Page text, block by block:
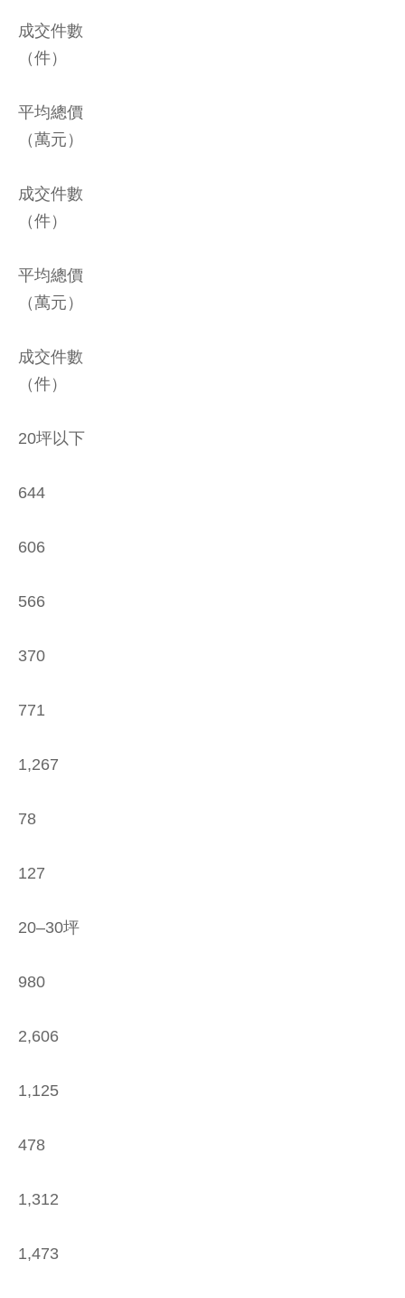
成交件數
（件）
平均總價
（萬元）
成交件數
（件）
平均總價
（萬元）
成交件數
（件）
20坪以下
644
606
566
370
771
1,267
78
127
20–30坪
980
2,606
1,125
478
1,312
1,473